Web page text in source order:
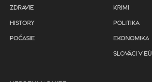
ZDRAVIE
HISTORY
POČASIE
KRIMI
POLITIKA
EKONOMIKA
SLOVÁCI V EÚ